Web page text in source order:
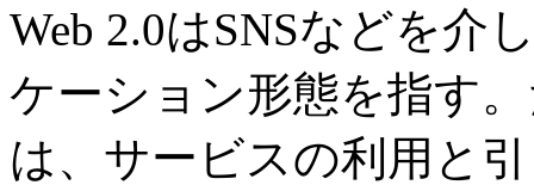
Web 2.0はSNSなどを介
ケーション形態を指す
は、サービスの利用と